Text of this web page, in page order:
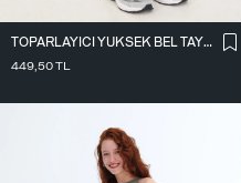
TOPARLAYICI YÜKSEK BEL TAYT TYT4000-R11
449,50TL